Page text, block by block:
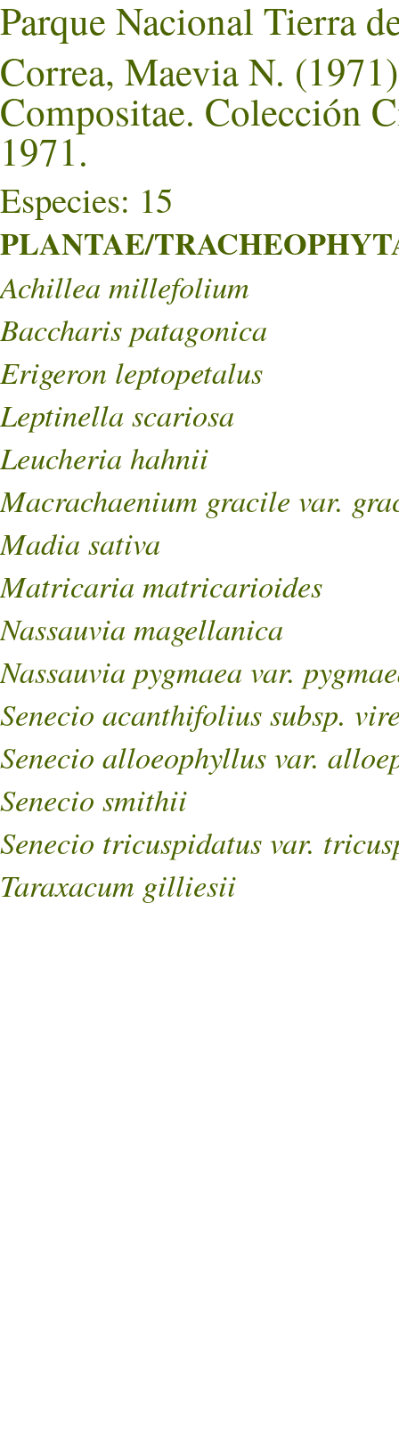
Parque Nacional Tierra
Correa, Maevia N.
Compositae. Colección
1971.
Especies: 15
PLANTAE/
Achillea millefolium
Baccharis patagonica
Erigeron leptopetalus
Leptinella scariosa
Leucheria hahnii
Macrachaenium gracile var.
Madia sativa
Matricaria matricarioides
Nassauvia magellanica
Nassauvia pygmaea var.
Senecio acanthifolius subsp.
Senecio alloeophyllus var.
Senecio smithii
Senecio tricuspidatus var.
Taraxacum gilliesii